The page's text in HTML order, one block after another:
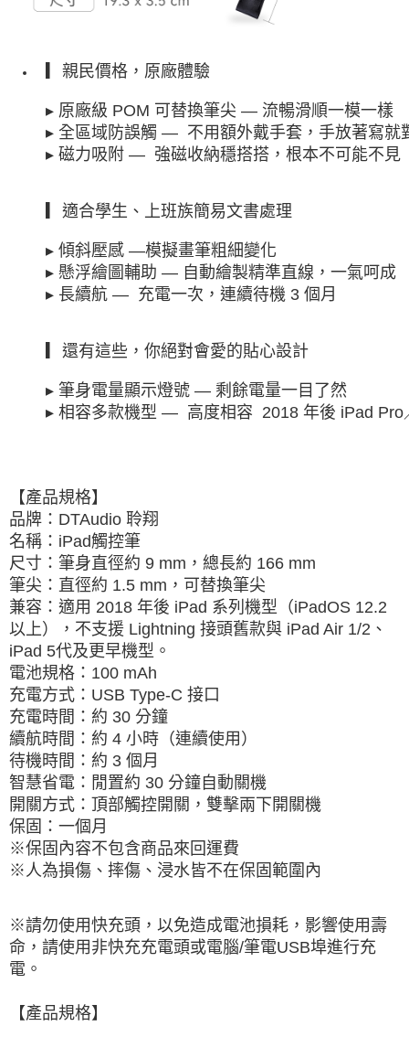
▎親民價格，原廠體驗
▸ 原廠級 POM 可替換筆尖 — 流暢滑順一模一樣
▸ 全區域防誤觸 —  不用額外戴手套，手放著寫就
▸ 磁力吸附 —  強磁收納穩搭搭，根本不可能不見
▎適合學生、上班族簡易文書處理
▸ 傾斜壓感 —模擬畫筆粗細變化
▸ 懸浮繪圖輔助 — 自動繪製精準直線，一氣呵成
▸ 長續航 —  充電一次，連續待機 3 個月
▎還有這些，你絕對會愛的貼心設計
▸ 筆身電量顯示燈號 — 剩餘電量一目了然
▸ 相容多款機型 —  高度相容  2018 年後 iPad Pro
【產品規格】
品牌：DTAudio 聆翔
名稱：iPad觸控筆
尺寸：筆身直徑約 9 mm，總長約 166 mm
筆尖：直徑約 1.5 mm，可替換筆尖
兼容：適用 2018 年後 iPad 系列機型（iPadOS 12.2
以上），不支援 Lightning 接頭舊款與 iPad Air 1/2、
iPad 5代及更早機型。
電池規格：100 mAh
充電方式：USB Type-C 接口
充電時間：約 30 分鐘
續航時間：約 4 小時（連續使用）
待機時間：約 3 個月
智慧省電：閒置約 30 分鐘自動關機
開關方式：頂部觸控開關，雙擊兩下開關機
保固：一個月
※保固內容不包含商品來回運費
※人為損傷、摔傷、浸水皆不在保固範圍內
※請勿使用快充頭，以免造成電池損耗，影響使用壽
命，請使用非快充充電頭或電腦/筆電USB埠進行充
電。
【產品規格】